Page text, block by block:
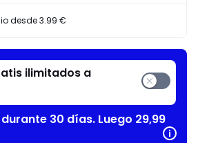
desde3.99 €
ilimitados a
30 días. Luego 29,99